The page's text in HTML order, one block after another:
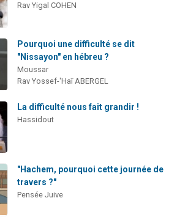
Rav Yigal COHEN
Pourquoi une difficulté se dit
"Nissayon" en hébreu ?
Moussar
Rav Yossef-'Haï ABERGEL
La difficulté nous fait grandir !
Hassidout
"Hachem, pourquoi cette journée de
travers ?"
Pensée Juive